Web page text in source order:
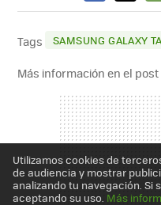
FACEBOOK
X
E-
Tags SAMSUNG GALAXY
Más información en el post
Utilizamos cookies de
de audiencia y mostrar
analizando tu navegación. Si
aceptando su uso. Más